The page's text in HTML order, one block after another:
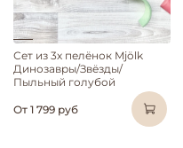
Сет из 3х пелёнок Mjölk
Динозавры/Звёзды/
Пыльный голубой
От 1 799 руб